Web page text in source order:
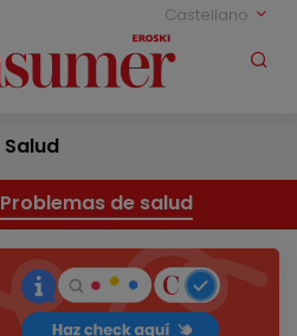
Castellano
Salud
Problemas de salud